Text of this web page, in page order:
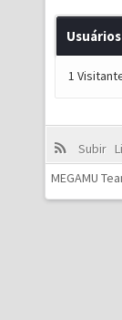
1
Subir
MEGAMU